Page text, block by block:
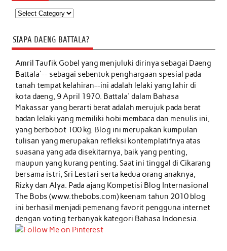
Kategori
SIAPA DAENG BATTALA?
Amril Taufik Gobelyang menjuluki dirinya sebagai Daeng
Battala'-- sebagai sebentuk penghargaan spesial pada
tanah tempat kelahiran--ini adalah lelaki yang lahir di
kota daeng, 9 April 1970. Battala' dalam Bahasa
Makassar yang berarti berat adalah merujuk pada berat
badan lelaki yang memiliki hobi membaca dan menulis ini,
yang berbobot 100 kg. Blog ini merupakan kumpulan
tulisan yang merupakan refleksi kontemplatifnya atas
suasana yang ada disekitarnya, baik yang penting,
maupun yang kurang penting. Saat ini tinggal di Cikarang
bersama istri, Sri Lestari serta kedua orang anaknya,
Rizky dan Alya. Pada ajang Kompetisi Blog Internasional
The Bobs (www.thebobs.com) keenam tahun 2010 blog
ini berhasil menjadi pemenang favorit pengguna internet
dengan voting terbanyak kategori Bahasa Indonesia.